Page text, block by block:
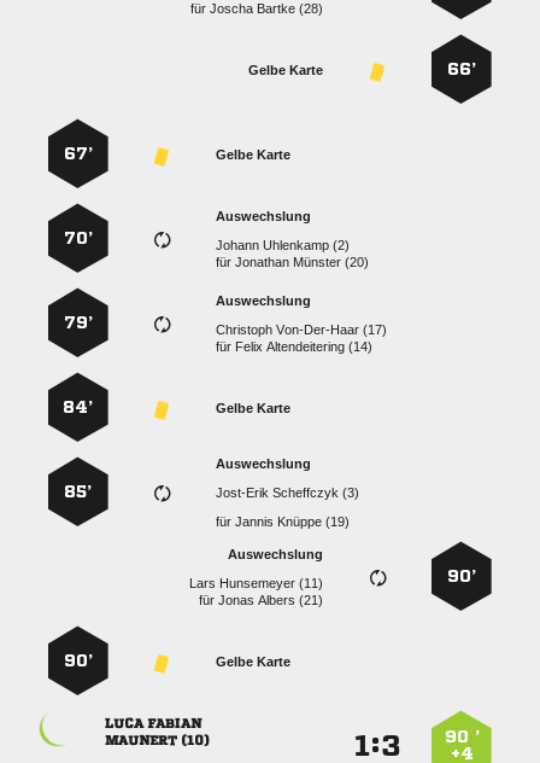
für  
66’
Gelbe Karte
Gelbe Karte
67’
Auswechslung
  
für  
70’
Auswechslung
  
für   
79’
Gelbe Karte
84’
Auswechslung
  
für  
85’
90’
Auswechslung
  
für  
Gelbe Karte
90’
90 ’
+4
:
 
 